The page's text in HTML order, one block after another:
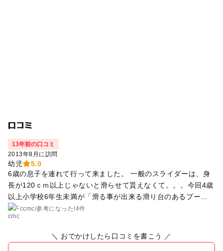
口コミ
13年前の口コミ
2013年8月に訪問
幼児
5.0
6歳の息子を連れて行って来ました。 一般のスライダーは、身
長が120ｃｍ以上じゃないと滑らせて貰えなくて。。。今回4歳
以上小学校6年生未満が「滑る事が出来る滑り台のあるプール
へ行って来ました。 プールにも慣れ、初めての滑り台に挑戦。
水の恐怖心が薄れてきたので、スピードが出ても楽しかったと
言っています。 室内プールは幼児用プールと深さ120ｃｍのプ
ールがあり浮き輪などを使い幅広い年代でも遊べそうです。
ccmc/参考に なった!4件
＼ おでかけしたら口コミを書こう ／